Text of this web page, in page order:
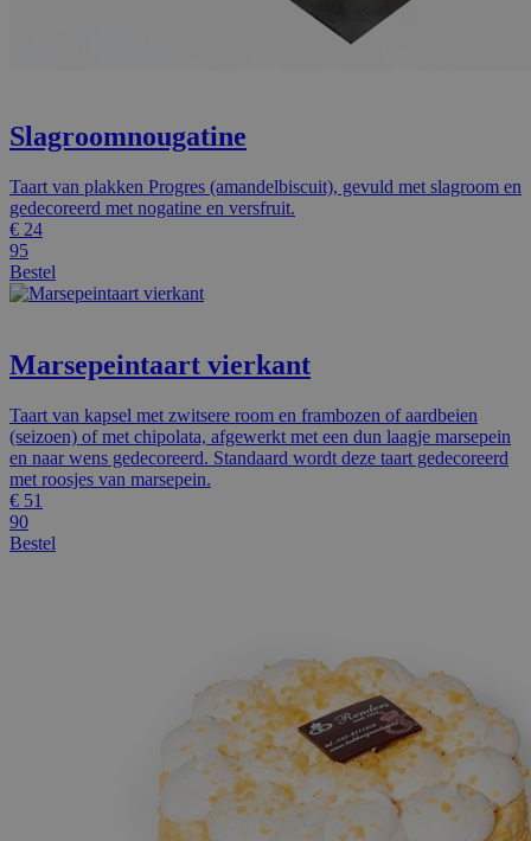
Slagroomnougatine
Taart van plakken Progres (amandelbiscuit), gevuld met slagroom en
gedecoreerd met nogatine en versfruit.
€ 24
95
Bestel
Marsepeintaart vierkant
Taart van kapsel met zwitsere room en frambozen of aardbeien
(seizoen) of met chipolata, afgewerkt met een dun laagje marsepein
en naar wens gedecoreerd. Standaard wordt deze taart gedecoreerd
met roosjes van marsepein.
€ 51
90
Bestel